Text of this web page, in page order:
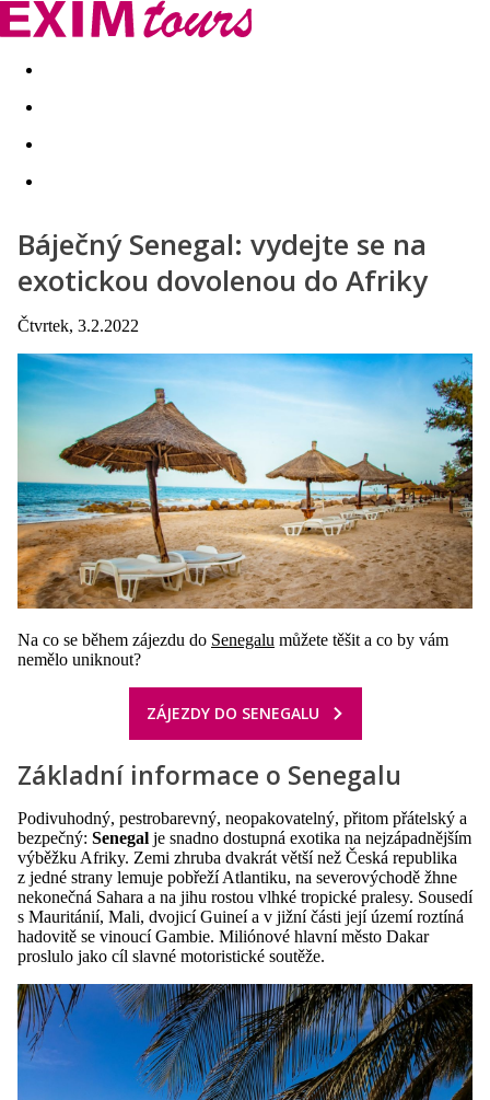
Akční nabídky Last minute
Báječný Senegal: vydejte se na
exotickou dovolenou do Afriky
Čtvrtek, 3.2.2022
Na co se během zájezdu do Senegalu můžete těšit a co by vám
nemělo uniknout?
ZÁJEZDY DO SENEGALU
Základní informace o Senegalu
Podivuhodný, pestrobarevný, neopakovatelný, přitom přátelský a
bezpečný: Senegal je snadno dostupná exotika na nejzápadnějším
výběžku Afriky. Zemi zhruba dvakrát větší než Česká republika
z jedné strany lemuje pobřeží Atlantiku, na severovýchodě žhne
nekonečná Sahara a na jihu rostou vlhké tropické pralesy. Sousedí
s Mauritánií, Mali, dvojicí Guineí a v jižní části její území roztíná
hadovitě se vinoucí Gambie. Miliónové hlavní město Dakar
proslulo jako cíl slavné motoristické soutěže.